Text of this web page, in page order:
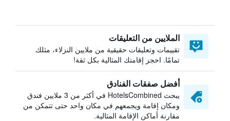
الملايين من التعليقات
تقييمات وتعليقات حقيقية من ملايين النزلاء، مثلك
تمامًا. احجز إقامتك المثالية بكل ثقة!
أفضل صفقات الفنادق
يبحث HotelsCombined في أكثر من 3 ملايين فندق
ومكان إقامة ويجمعهم في مكان واحد حتى تتمكن من
مقارنة أماكن الإقامة المثالية.